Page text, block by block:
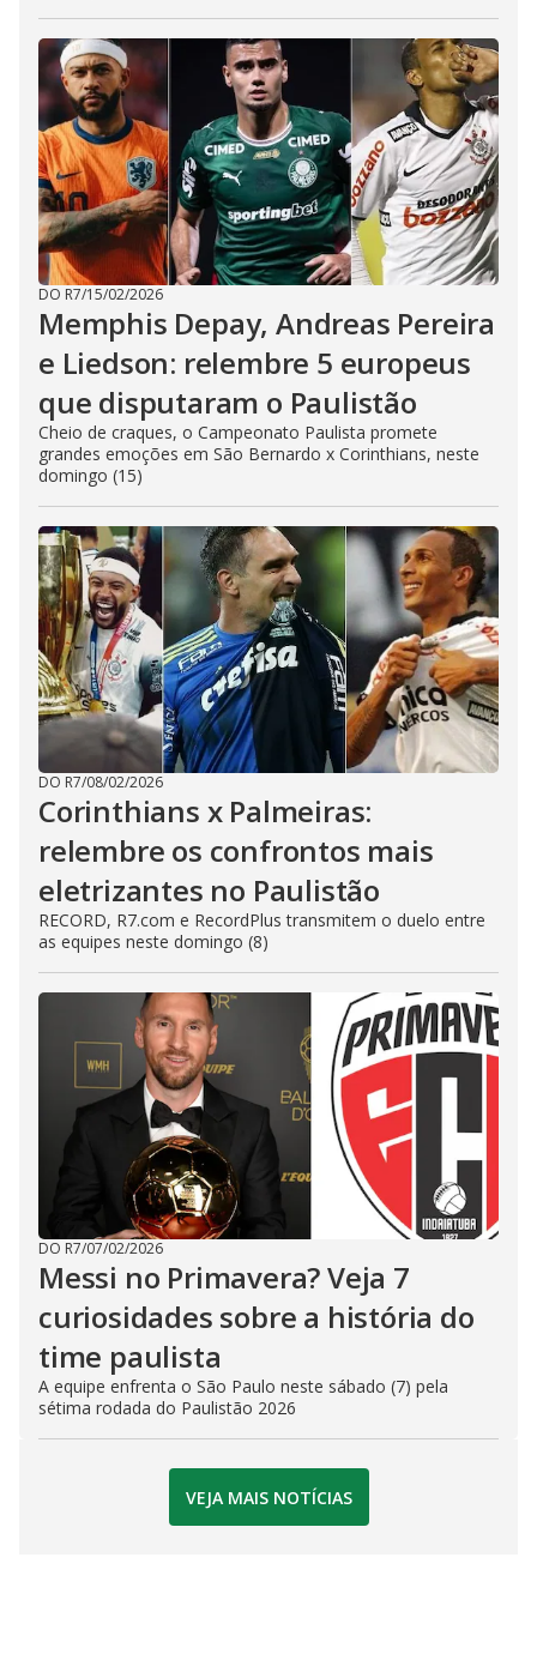
DO R7/15/02/2026
Memphis Depay, Andreas Pereira
e Liedson: relembre 5 europeus
que disputaram o Paulistão
Cheio de craques, o Campeonato Paulista promete
grandes emoções em São Bernardo x Corinthians, neste
domingo (15)
DO R7/08/02/2026
Corinthians x Palmeiras:
relembre os confrontos mais
eletrizantes no Paulistão
RECORD, R7.com e RecordPlus transmitem o duelo entre
as equipes neste domingo (8)
DO R7/07/02/2026
Messi no Primavera? Veja 7
curiosidades sobre a história do
time paulista
A equipe enfrenta o São Paulo neste sábado (7) pela
sétima rodada do Paulistão 2026
VEJA MAIS NOTÍCIAS